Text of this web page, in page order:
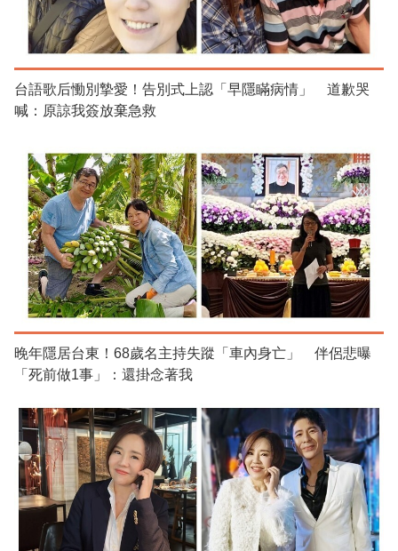
台語歌后慟別摯愛！告別式上認「早隱瞞病情」 道歉哭
喊：原諒我簽放棄急救
晚年隱居台東！68歲名主持失蹤「車內身亡」 伴侶悲曝
「死前做1事」：還掛念著我